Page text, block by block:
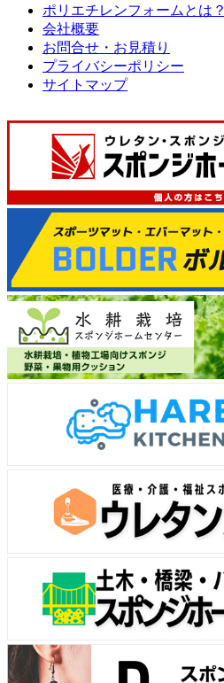
ポリエチレンフォームとは？
会社概要
お問合せ・お見積り
プライバシーポリシー
サイトマップ